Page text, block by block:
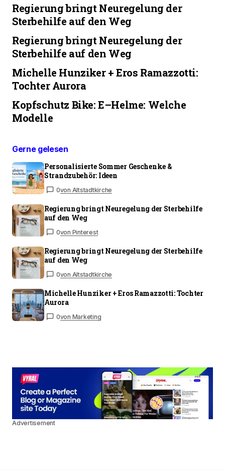
Regierung bringt Neuregelung der
Sterbehilfe auf den Weg
Regierung bringt Neuregelung der
Sterbehilfe auf den Weg
Michelle Hunziker + Eros Ramazzotti:
Tochter Aurora
Kopfschutz Bike: E–Helme: Welche
Modelle
Gerne gelesen
Personalisierte Sommer Geschenke &
Strandzubehör: Ideen
0von Altstadtkirche
Regierung bringt Neuregelung der Sterbehilfe
auf den Weg
0von Pinterest
Regierung bringt Neuregelung der Sterbehilfe
auf den Weg
0von Altstadtkirche
Michelle Hunziker + Eros Ramazzotti: Tochter
Aurora
0von Marketing
Advertisement